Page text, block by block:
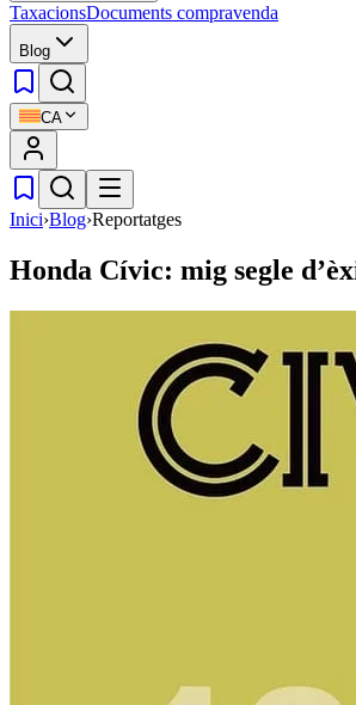
TaxacionsDocuments compravenda
Blog
CA
Inici›Blog›Reportatges
Honda Cívic: mig segle